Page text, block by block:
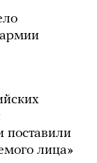
поставили
лица»